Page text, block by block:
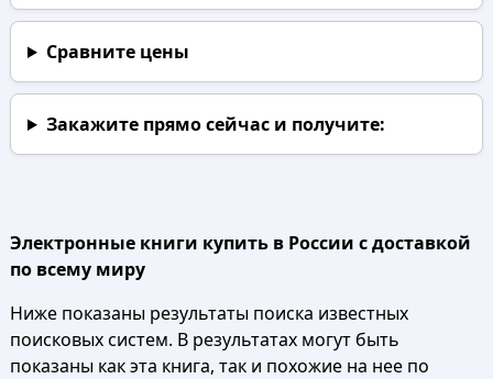
Сравните цены
Закажите прямо сейчаси получите:
Электронные книги купить в России с доставкой
по всему миру
Ниже показаны результаты поиска известных
поисковых систем. В результатах могут быть
показаны как эта книга, так и похожие на нее по